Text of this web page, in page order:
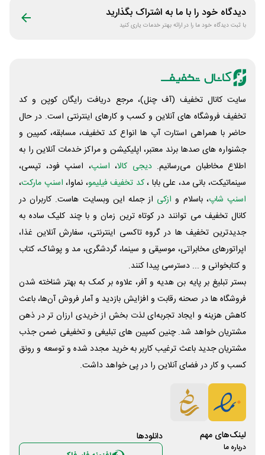
دیدگاه خود را با ما به اشتراک بگذارید
با ثبت دیدگاه خود ما را در ارائه بهتر خدمات یاری کنید
سایت کانال تخفیف (آف چنل)، مرجع دریافت رایگان کوپن و کد
تخفیف فروشگاه های آنلاین و کسب و‌ کارهای اینترنتی است. در حال
حاضر با همراهی استارت آپ ها انواع کد تخفیف، مسابقه، کمپین و
جشنواره های صدها برند معتبر، اپلیکیشن و مراکز خدمات آنلاین را به
اطلاع مخاطبان می‌رسانیم. دیجی کالا، اسنپ، اسنپ فود، تپسی،
سینماتیکت، بانی مد، علی‌ بابا ،کد تخفیف فیلیمو، نماوا، اسنپ مارکت،
اسنپ شاپ، باسلام و ازکی از جمله این وبسایت ‌هاست. کاربران در
کانال تخفیف می توانند در کوتاه ترین زمان و با چند کلیک ساده به
جدیدترین تخفیف ها در گروه تاکسی اینترنتی، سفارش آنلاین غذا،
اپراتورهای مخابراتی، موسیقی و سینما، گردشگری، مد و پوشاک، کتاب
و کتابخوانی و ... دسترسی پیدا کنند.
بستر تبلیغ بر پایه بن هدیه و آفر، علاوه بر کمک به بهتر شناخته شدن
فروشگاه ها در صحنه رقابت و افزایش بازدید و آمار فروش آن‌ها، باعث
کاهش هزینه و ایجاد تجربه‌ای لذت بخش از خریدی ارزان تر در ذهن
مشتریان خواهد شد. چنین کمپین های تبلیغی و تخفیفی ضمن جذب
مشتریان جدید باعث ترغیب کاربر به خرید مجدد شده و توسعه و رونق
کسب و کار در فضای آنلاین را در پی خواهد داشت.
لینک‌های مهم
درباره ما
دانلود‌ها